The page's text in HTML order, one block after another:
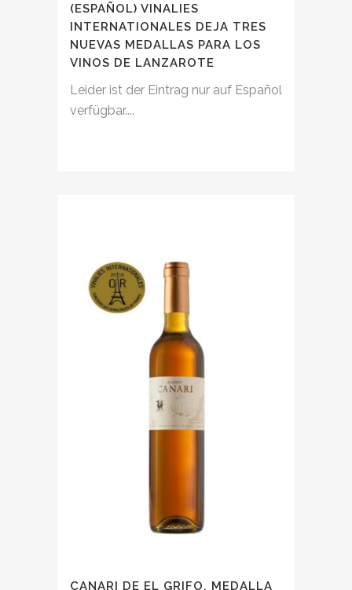
(ESPAÑOL) VINALIES
INTERNATIONALES DEJA TRES
NUEVAS MEDALLAS PARA LOS
VINOS DE LANZAROTE
Leider ist der Eintrag nur auf Español
verfügbar....
CANARI DE EL GRIFO, MEDALLA